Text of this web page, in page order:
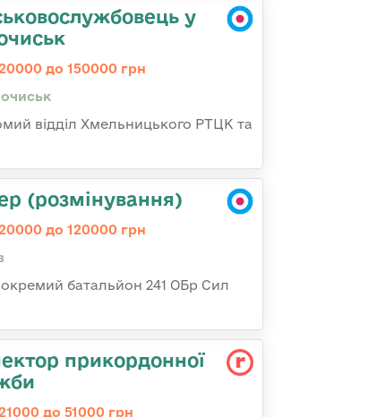
у
до 150000 грн
відділ Хмельницького РТЦК та
(розмінування)
до 120000 грн
окремий батальйон 241 ОБр Сил
прикордонної
до 51000 грн